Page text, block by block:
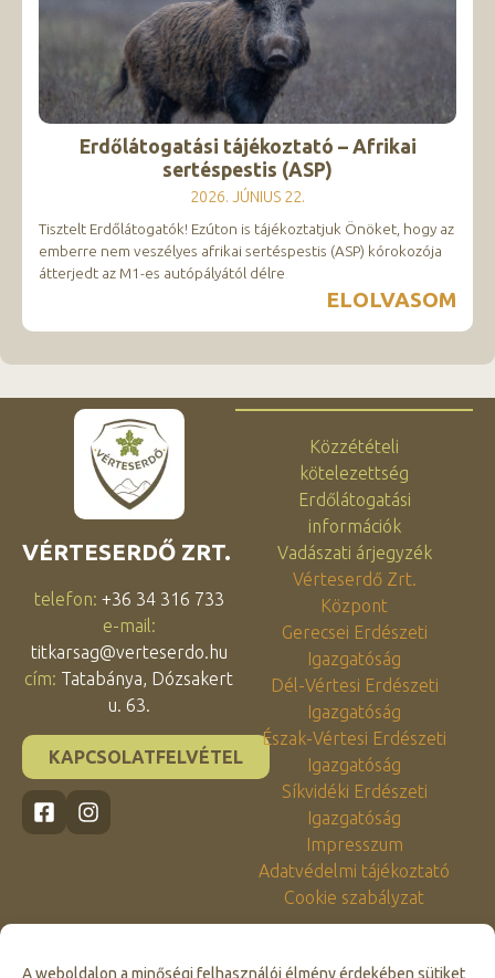
A weboldalon a minőségi felhasználói élmény érdekében sütiket
Erdőlátogatási tájékoztató – Afrikai
sertéspestis (ASP)
2026. JÚNIUS 22.
Tisztelt Erdőlátogatók! Ezúton is tájékoztatjuk Önöket, hogy az
emberre nem veszélyes afrikai sertéspestis (ASP) kórokozója
átterjedt az M1-es autópályától délre
ELOLVASOM
VÉRTESERDŐ ZRT.
telefon: +36 34 316 733
e-mail:
titkarsag@verteserdo.hu
cím: Tatabánya, Dózsakert
u. 63.
KAPCSOLATFELVÉTEL
Közzétételi
kötelezettség
Erdőlátogatási
információk
Vadászati árjegyzék
Vérteserdő Zrt.
Központ
Gerecsei Erdészeti
Igazgatóság
Dél-Vértesi Erdészeti
Igazgatóság
Észak-Vértesi Erdészeti
Igazgatóság
Síkvidéki Erdészeti
Igazgatóság
Impresszum
Adatvédelmi tájékoztató
Cookie szabályzat